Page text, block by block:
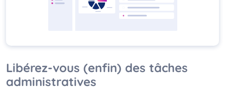
Libérez-vous (enfin) des tâches
administratives